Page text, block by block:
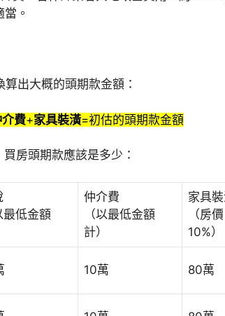
。
出大概的頭期款金額：
費+家具裝潢=初估的頭期款金額
房頭期款應該是多少：
最低金額
仲介費
（以最低金額
計）
家具
（房價
10%）
10萬 80萬